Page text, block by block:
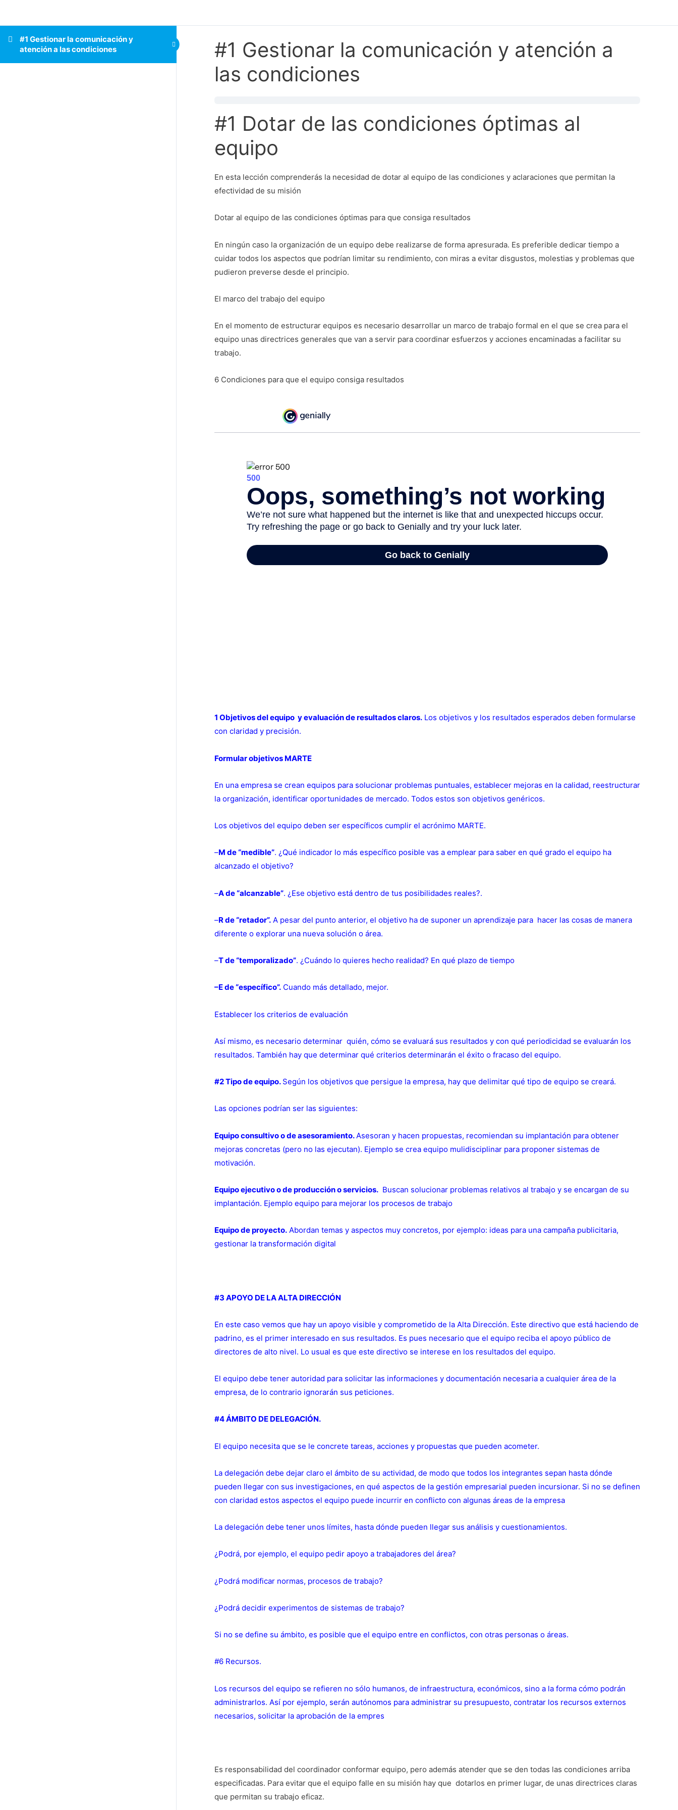
#1 Gestionar la comunicación y
atención a las condiciones
#1 Gestionar la comunicación y atención a
las condiciones
#1 Dotar de las condiciones óptimas al
equipo
En esta lección comprenderás la necesidad de dotar al equipo de las condiciones y aclaraciones que permitan la
efectividad de su misión
Dotar al equipo de las condiciones óptimas para que consiga resultados
En ningún caso la organización de un equipo debe realizarse de forma apresurada. Es preferible dedicar tiempo a
cuidar todos los aspectos que podrían limitar su rendimiento, con miras a evitar disgustos, molestias y problemas que
pudieron preverse desde el principio.
El marco del trabajo del equipo
En el momento de estructurar equipos es necesario desarrollar un marco de trabajo formal en el que se crea para el
equipo unas directrices generales que van a servir para coordinar esfuerzos y acciones encaminadas a facilitar su
trabajo.
6 Condiciones para que el equipo consiga resultados
1 Objetivos del equipo y evaluación de resultados claros. Los objetivos y los resultados esperados deben formularse
con claridad y precisión.
Formular objetivos MARTE
En una empresa se crean equipos para solucionar problemas puntuales, establecer mejoras en la calidad, reestructurar
la organización, identificar oportunidades de mercado. Todos estos son objetivos genéricos.
Los objetivos del equipo deben ser específicos cumplir el acrónimo MARTE.
–M de “medible”. ¿Qué indicador lo más específico posible vas a emplear para saber en qué grado el equipo ha
alcanzado el objetivo?
–A de “alcanzable”. ¿Ese objetivo está dentro de tus posibilidades reales?.
–R de “retador”. A pesar del punto anterior, el objetivo ha de suponer un aprendizaje para hacer las cosas de manera
diferente o explorar una nueva solución o área.
–T de “temporalizado”. ¿Cuándo lo quieres hecho realidad? En qué plazo de tiempo
–E de “específico”. Cuando más detallado, mejor.
Establecer los criterios de evaluación
Así mismo, es necesario determinar quién, cómo se evaluará sus resultados y con qué periodicidad se evaluarán los
resultados. También hay que determinar qué criterios determinarán el éxito o fracaso del equipo.
#2 Tipo de equipo. Según los objetivos que persigue la empresa, hay que delimitar qué tipo de equipo se creará.
Las opciones podrían ser las siguientes:
Equipo consultivo o de asesoramiento. Asesoran y hacen propuestas, recomiendan su implantación para obtener
mejoras concretas (pero no las ejecutan). Ejemplo se crea equipo mulidisciplinar para proponer sistemas de
motivación.
Equipo ejecutivo o de producción o servicios. Buscan solucionar problemas relativos al trabajo y se encargan de su
implantación. Ejemplo equipo para mejorar los procesos de trabajo
Equipo de proyecto. Abordan temas y aspectos muy concretos, por ejemplo: ideas para una campaña publicitaria,
gestionar la transformación digital
#3 APOYO DE LA ALTA DIRECCIÓN
En este caso vemos que hay un apoyo visible y comprometido de la Alta Dirección. Este directivo que está haciendo de
padrino, es el primer interesado en sus resultados. Es pues necesario que el equipo reciba el apoyo público de
directores de alto nivel. Lo usual es que este directivo se interese en los resultados del equipo.
El equipo debe tener autoridad para solicitar las informaciones y documentación necesaria a cualquier área de la
empresa, de lo contrario ignorarán sus peticiones.
#4 ÁMBITO DE DELEGACIÓN.
El equipo necesita que se le concrete tareas, acciones y propuestas que pueden acometer.
La delegación debe dejar claro el ámbito de su actividad, de modo que todos los integrantes sepan hasta dónde
pueden llegar con sus investigaciones, en qué aspectos de la gestión empresarial pueden incursionar. Si no se definen
con claridad estos aspectos el equipo puede incurrir en conflicto con algunas áreas de la empresa
La delegación debe tener unos límites, hasta dónde pueden llegar sus análisis y cuestionamientos.
¿Podrá, por ejemplo, el equipo pedir apoyo a trabajadores del área?
¿Podrá modificar normas, procesos de trabajo?
¿Podrá decidir experimentos de sistemas de trabajo?
Si no se define su ámbito, es posible que el equipo entre en conflictos, con otras personas o áreas.
#6 Recursos.
Los recursos del equipo se refieren no sólo humanos, de infraestructura, económicos, sino a la forma cómo podrán
administrarlos. Así por ejemplo, serán autónomos para administrar su presupuesto, contratar los recursos externos
necesarios, solicitar la aprobación de la empres
Es responsabilidad del coordinador conformar equipo, pero además atender que se den todas las condiciones arriba
especificadas. Para evitar que el equipo falle en su misión hay que dotarlos en primer lugar, de unas directrices claras
que permitan su trabajo eficaz.